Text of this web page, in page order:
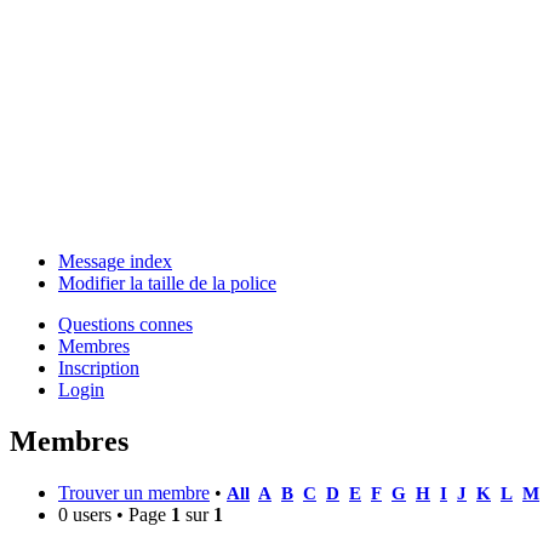
Message index
Modifier la taille de la police
Questions connes
Membres
Inscription
Login
Membres
Trouver un membre • All A B C D E F G H I J K L M
0 users • Page 1 sur 1